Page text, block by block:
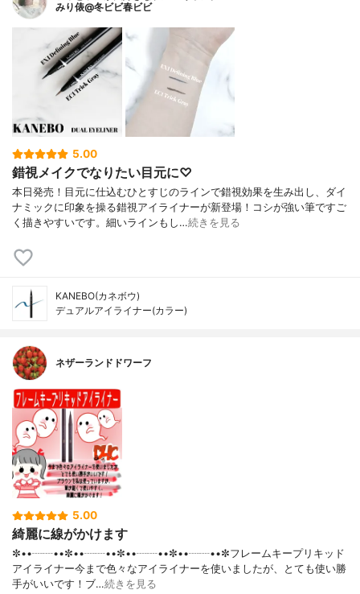
みり俵@冬ビビ春ビビ
5.00
錯視メイクでなりたい目元に♡
本日発売！目元に仕込むひとすじのラインで錯視効果を生み出し、ダイ
ナミックに印象を操る錯視アイライナーが新登場！コシが強い筆ですご
く描きやすいです。細いラインもし…続きを見る
KANEBO(カネボウ)
デュアルアイライナー(カラー)
ネザーランドドワーフ
5.00
綺麗に線がかけます
✼••┈┈••✼••┈┈••✼••┈┈••✼••┈┈••✼フレームキープリキッド
アイライナー今まで色々なアイライナーを使いましたが、とても使い勝
手がいいです！ブ…続きを見る